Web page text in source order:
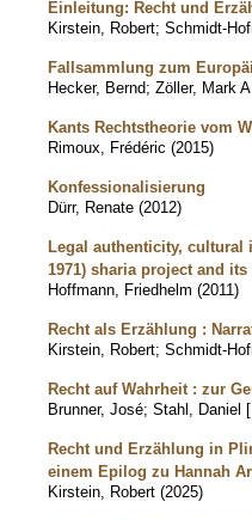
Einleitung: Recht und
Kirstein, Robert; Schmidt-
Fallsammlung zum
Hecker, Bernd; Zöller, Mark
Kants Rechtstheorie vom
Rimoux, Frédéric (2015)
Konfessionalisierung
Dürr, Renate (2012)
Legal authenticity, cultural
1971) sharia project and
Hoffmann, Friedhelm (2011)
Recht als Erzählung :
Kirstein, Robert; Schmidt-
Recht auf Wahrheit : zur
Brunner, José; Stahl, Daniel
Recht und Erzählung in
einem Epilog zu Hannah
Kirstein, Robert (2025)